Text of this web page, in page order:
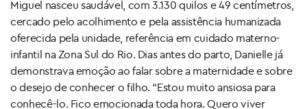
Miguel nasceu saudável, com 3.130 quilos e 49 centímetros,
cercado pelo acolhimento e pela assistência humanizada
oferecida pela unidade, referência em cuidado materno-
infantil na Zona Sul do Rio. Dias antes do parto, Danielle já
demonstrava emoção ao falar sobre a maternidade e sobre
o desejo de conhecer o filho. “Estou muito ansiosa para
conhecê-lo. Fico emocionada toda hora. Quero viver